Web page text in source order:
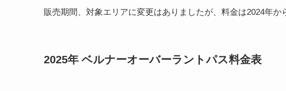
販売期間、対象エリアに変更はありましたが、料金は2024年か
2025年 ベルナーオーバーラントパス料金表